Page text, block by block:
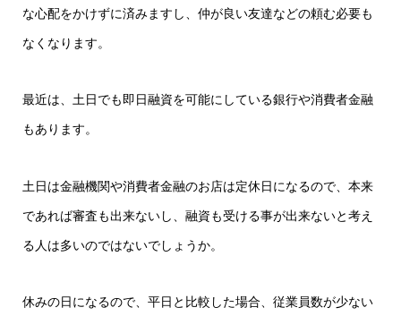
な心配をかけずに済みますし、仲が良い友達などの頼む必要も
なくなります。
最近は、土日でも即日融資を可能にしている銀行や消費者金融
もあります。
土日は金融機関や消費者金融のお店は定休日になるので、本来
であれば審査も出来ないし、融資も受ける事が出来ないと考え
る人は多いのではないでしょうか。
休みの日になるので、平日と比較した場合、従業員数が少ない